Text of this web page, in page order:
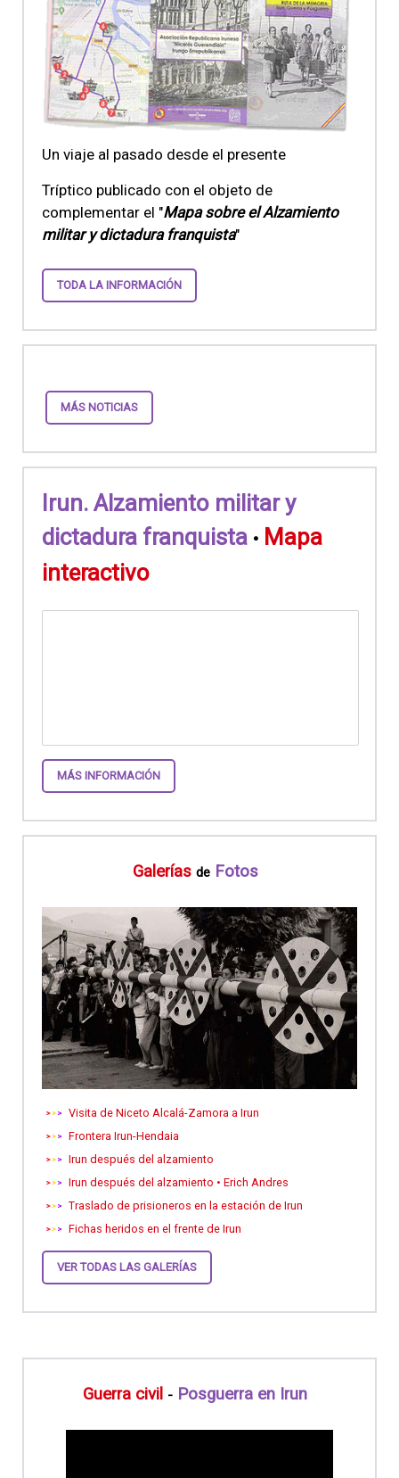
Un viaje al pasado desde el presente
Tríptico publicado con el objeto de
complementar el "Mapa sobre el Alzamiento
militar y dictadura franquista"
TODA LA INFORMACIÓN
MÁS NOTICIAS
Irun. Alzamiento militar y
dictadura franquista • Mapa
interactivo
MÁS INFORMACIÓN
Galerías de Fotos
Visita de Niceto Alcalá-Zamora a Irun
Frontera Irun-Hendaia
Irun después del alzamiento
Irun después del alzamiento • Erich Andres
Traslado de prisioneros en la estación de Irun
Fichas heridos en el frente de Irun
VER TODAS LAS GALERÍAS
Guerra civil - Posguerra en Irun